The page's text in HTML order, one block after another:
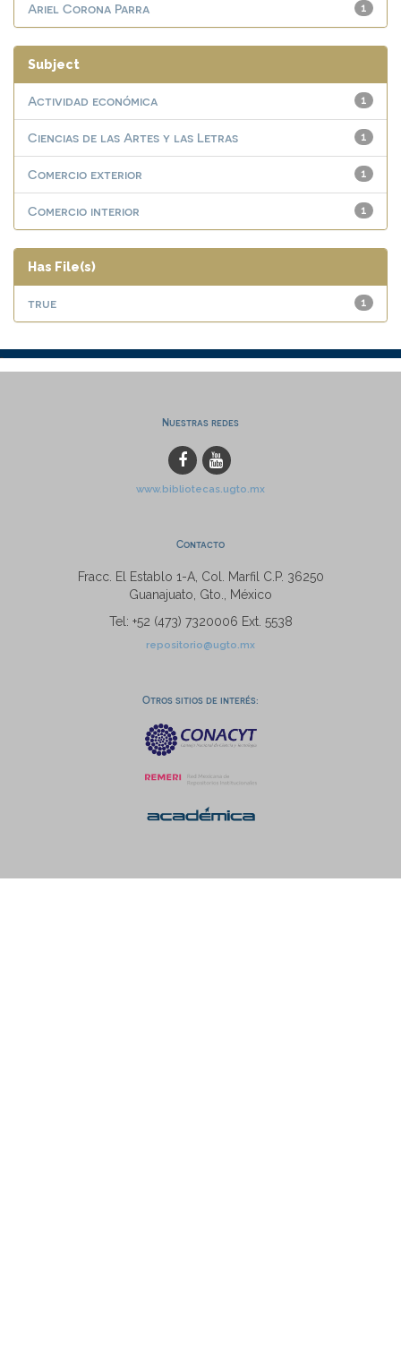
1
Ariel Corona Parra
Subject
1
Actividad económica
1
Ciencias de las Artes y las Letras
1
Comercio exterior
1
Comercio interior
Has File(s)
1
true
Nuestras redes
www.bibliotecas.ugto.mx
Contacto
Fracc. El Establo 1-A, Col. Marfil C.P. 36250
Guanajuato, Gto., México
Tel: +52 (473) 7320006 Ext. 5538
repositorio@ugto.mx
Otros sitios de interés: